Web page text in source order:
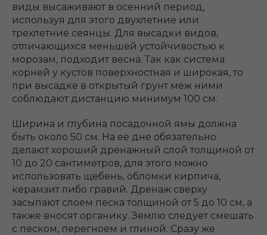
виды высаживают в осенний период,
используя для этого двухлетние или
трехлетние сеянцы. Для высадки видов,
отличающихся меньшей устойчивостью к
морозам, подходит весна. Так как система
корней у кустов поверхностная и широкая, то
при высадке в открытый грунт меж ними
соблюдают дистанцию минимум 100 см.
Ширина и глубина посадочной ямы должна
быть около 50 см. На ее дне обязательно
делают хороший дренажный слой толщиной от
10 до 20 сантиметров, для этого можно
использовать щебень, обломки кирпича,
керамзит либо гравий. Дренаж сверху
засыпают слоем песка толщиной от 5 до 10 см, а
также вносят органику. Землю следует смешать
с песком, перегноем и глиной. Сразу же